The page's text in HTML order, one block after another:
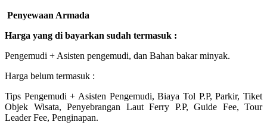
Penyewaan Armada
Harga yang di bayarkan sudah termasuk :
Pengemudi + Asisten pengemudi, dan Bahan bakar minyak.
Harga belum termasuk :
Tips Pengemudi + Asisten Pengemudi, Biaya Tol P.P, Parkir, Tiket
Objek Wisata, Penyebrangan Laut Ferry P.P, Guide Fee, Tour
Leader Fee, Penginapan.